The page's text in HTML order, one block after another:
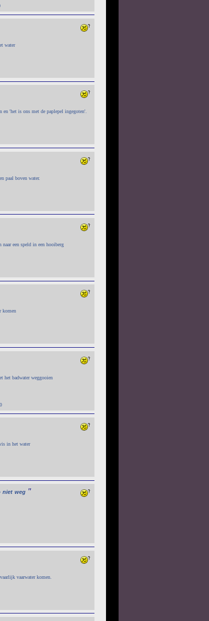
water
en 'het is ons met de paplepel ingegoten'.
paal boven water.
naar een speld in een hooiberg
komen
het badwater weggooien
in het water
niet weg "
vaarwater komen.